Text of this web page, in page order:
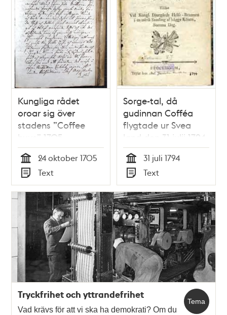
Kungliga rådet
oroar sig över
stadens ”Coffee
huus” 1705
Tid
24 oktober 1705
Typ
Text
Sorge-tal, då
gudinnan Cofféa
flygtade ur Svea
land den 31 julii 1794.
Hållet vid kongl.
Djurgårds helso-
brunnen i en talrik
samling af bägge
könen, samma dag.
Tid
31 juli 1794
Typ
Text
Tema
Tryckfrihet och yttrandefrihet
Vad krävs för att vi ska ha demokrati? Om du